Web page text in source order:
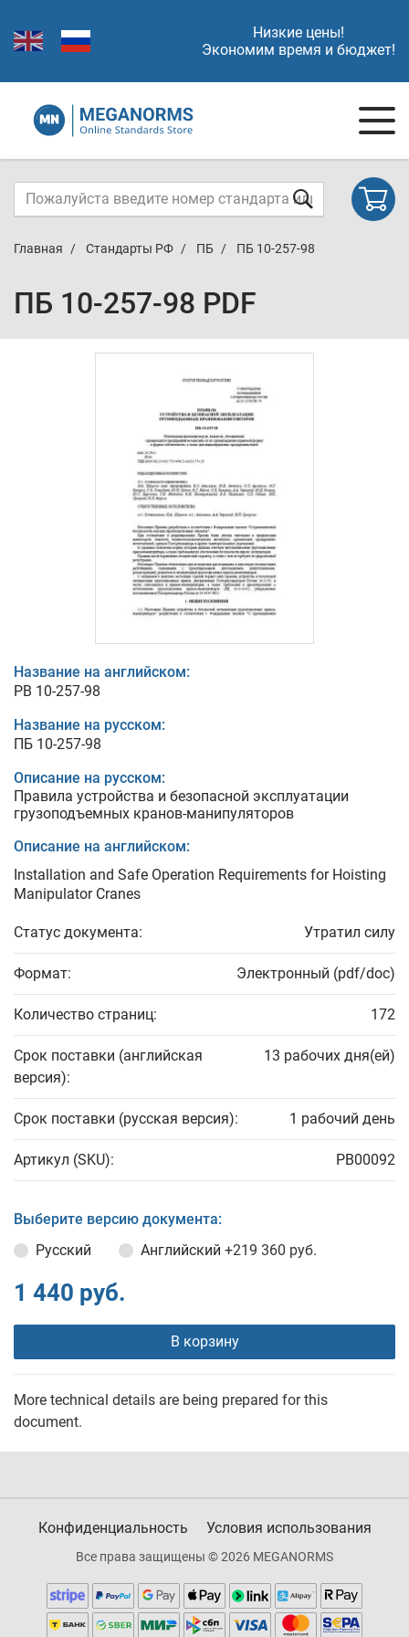
Низкие цены!
Экономим время и бюджет!
Главная Стандарты РФ ПБ ПБ 10-257-98
ПБ 10-257-98 PDF
Название на английском:
PB 10-257-98
Название на русском:
ПБ 10-257-98
Описание на русском:
Правила устройства и безопасной эксплуатации
грузоподъемных кранов-манипуляторов
Описание на английском:
Installation and Safe Operation Requirements for Hoisting
Manipulator Cranes
Статус документа: Утратил силу
Формат: Электронный (pdf/doc)
Количество страниц: 172
Срок поставки (английская
версия):
13 рабочих дня(ей)
Срок поставки (русская версия): 1 рабочий день
Артикул (SKU): PB00092
Выберите версию документа:
Русский
Английский +219 360 руб.
1 440 руб.
В корзину
More technical details are being prepared for this
document.
Конфиденциальность Условия использования
Все права защищены © 2026 MEGANORMS